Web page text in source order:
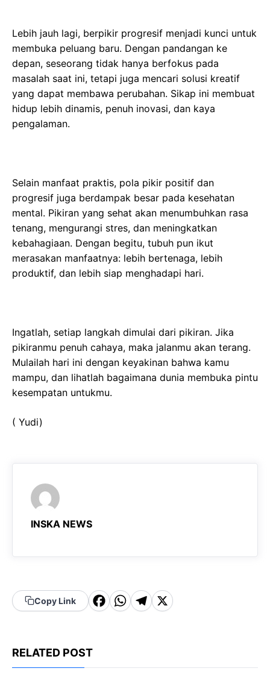
Lebih jauh lagi, berpikir progresif menjadi kunci untuk
membuka peluang baru. Dengan pandangan ke
depan, seseorang tidak hanya berfokus pada
masalah saat ini, tetapi juga mencari solusi kreatif
yang dapat membawa perubahan. Sikap ini membuat
hidup lebih dinamis, penuh inovasi, dan kaya
pengalaman.
Selain manfaat praktis, pola pikir positif dan
progresif juga berdampak besar pada kesehatan
mental. Pikiran yang sehat akan menumbuhkan rasa
tenang, mengurangi stres, dan meningkatkan
kebahagiaan. Dengan begitu, tubuh pun ikut
merasakan manfaatnya: lebih bertenaga, lebih
produktif, dan lebih siap menghadapi hari.
Ingatlah, setiap langkah dimulai dari pikiran. Jika
pikiranmu penuh cahaya, maka jalanmu akan terang.
Mulailah hari ini dengan keyakinan bahwa kamu
mampu, dan lihatlah bagaimana dunia membuka pintu
kesempatan untukmu.
( Yudi)
INSKA NEWS
Copy Link
F WT X
RELATED POST